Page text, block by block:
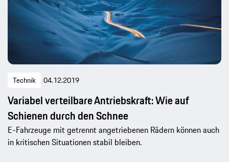
Technik 04.12.2019
Variabel verteilbare Antriebskraft: Wie auf
Schienen durch den Schnee
E-Fahrzeuge mit getrennt angetriebenen Rädern können auch
in kritischen Situationen stabil bleiben.